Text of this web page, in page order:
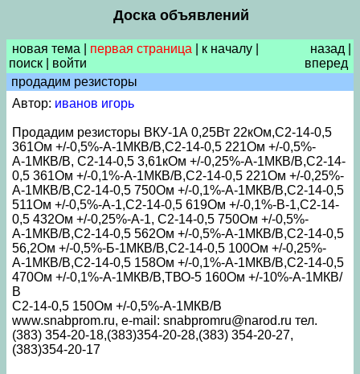
Доска объявлений
новая тема первая страница к началу
поиск
войти
назад
вперед
продадим резисторы
Автор: иванов игорь
Продадим резисторы ВКУ-1А 0,25Вт 22кОм,С2-14-0,5
361Ом +/-0,5%-А-1МКВ/В,С2-14-0,5 221Ом +/-0,5%-
А-1МКВ/В, С2-14-0,5 3,61кОм +/-0,25%-А-1МКВ/В,С2-14-
0,5 361Ом +/-0,1%-А-1МКВ/В,С2-14-0,5 221Ом +/-0,25%-
А-1МКВ/В,С2-14-0,5 750Ом +/-0,1%-А-1МКВ/В,С2-14-0,5
511Ом +/-0,5%-А-1,С2-14-0,5 619Ом +/-0,1%-В-1,С2-14-
0,5 432Ом +/-0,25%-А-1, С2-14-0,5 750Ом +/-0,5%-
А-1МКВ/В,С2-14-0,5 562Ом +/-0,5%-А-1МКВ/В,С2-14-0,5
56,2Ом +/-0,5%-Б-1МКВ/В,С2-14-0,5 100Ом +/-0,25%-
А-1МКВ/В,С2-14-0,5 158Ом +/-0,1%-А-1МКВ/В,С2-14-0,5
470Ом +/-0,1%-А-1МКВ/В,ТВО-5 160Ом +/-10%-А-1МКВ/
В
С2-14-0,5 150Ом +/-0,5%-А-1МКВ/В
www.snabprom.ru, e-mail: snabpromru@narod.ru тел.
(383) 354-20-18,(383)354-20-28,(383) 354-20-27,
(383)354-20-17